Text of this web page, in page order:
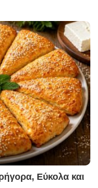
Εύκολα και